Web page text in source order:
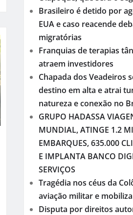
Brasileiro é detido por
EUA e caso reacende
migratórias
Franquias de terapias
atraem investidores
Chapada dos Veadeiros
destino em alta e atrai
natureza e conexão no
GRUPO HADASSA
MUNDIAL, ATINGE 1.2
EMBARQUES, 635.000
E IMPLANTA BANCO
SERVIÇOS
Tragédia nos céus da
aviação militar e
Disputa por direitos